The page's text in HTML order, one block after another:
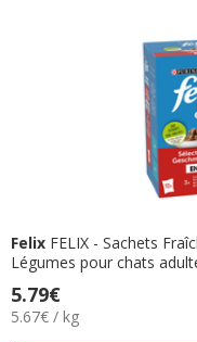
Felix FELIX - Sachets
Légumes pour chats
Prix
5.79€
5.79€
5.67€
5.67€ / kg